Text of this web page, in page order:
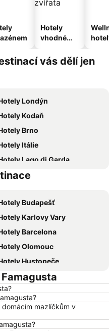
Hotely
vhodné
domácí
zvířata
vás dělí jen
Londýn
Kodaň
Brno
Itálie
Lago di Garda
Istrie
Budapešť
Karlovy Vary
Barcelona
Olomouc
Hustopeče
Hurghada
Kolobrzeg
Málaga
Ostrava
mazlíčkům v